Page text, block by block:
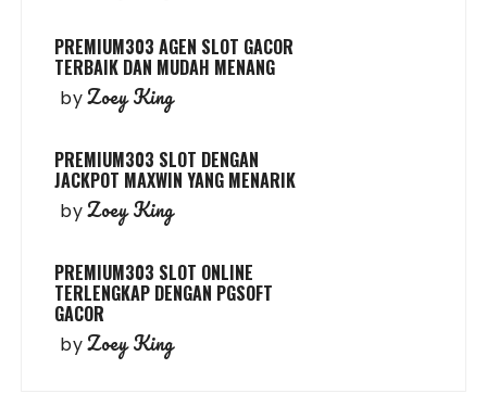
PREMIUM303 AGEN SLOT GACOR
TERBAIK DAN MUDAH MENANG
byZoey King
PREMIUM303 SLOT DENGAN
JACKPOT MAXWIN YANG MENARIK
byZoey King
PREMIUM303 SLOT ONLINE
TERLENGKAP DENGAN PGSOFT
GACOR
byZoey King